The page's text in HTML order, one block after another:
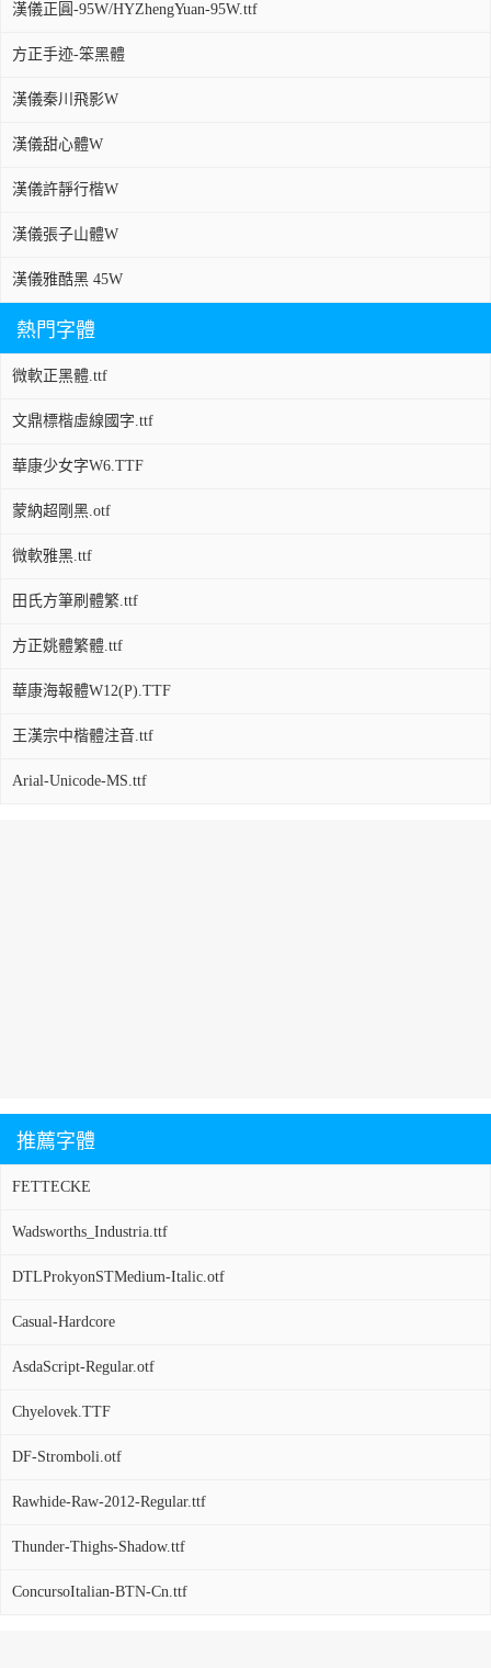
漢儀正圓-95W/HYZhengYuan-95W.ttf
方正手迹-笨黑體
漢儀秦川飛影W
漢儀甜心體W
漢儀許靜行楷W
漢儀張子山體W
漢儀雅酷黑 45W
熱門字體
微軟正黑體.ttf
文鼎標楷虛線國字.ttf
華康少女字W6.TTF
蒙納超剛黑.otf
微軟雅黑.ttf
田氏方筆刷體繁.ttf
方正姚體繁體.ttf
華康海報體W12(P).TTF
王漢宗中楷體注音.ttf
Arial-Unicode-MS.ttf
推薦字體
FETTECKE
Wadsworths_Industria.ttf
DTLProkyonSTMedium-Italic.otf
Casual-Hardcore
AsdaScript-Regular.otf
Chyelovek.TTF
DF-Stromboli.otf
Rawhide-Raw-2012-Regular.ttf
Thunder-Thighs-Shadow.ttf
ConcursoItalian-BTN-Cn.ttf